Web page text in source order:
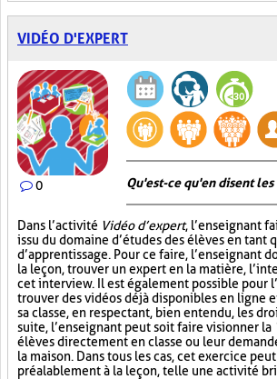
VIDÉO D'EXPERT
0 Qu'est-ce qu'en disent les
Dans l’activité Vidéo d’expert, l’enseignant
issu du domaine d’études des élèves en tant
d’apprentissage. Pour ce faire, l’enseignant
la leçon, trouver un expert en la matière,
cet interview. Il est également possible pour
trouver des vidéos déjà disponibles en ligne
sa classe, en respectant, bien entendu, les
suite, l’enseignant peut soit faire visionner la
élèves directement en classe ou leur
la maison. Dans tous les cas, cet exercice
préalablement à la leçon, telle une activité